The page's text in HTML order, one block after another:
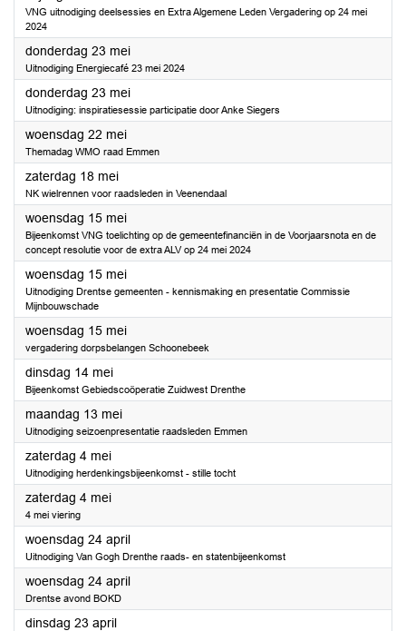
VNG uitnodiging deelsessies en Extra Algemene Leden Vergadering op 24 mei
2024
donderdag 23 mei2024
Uitnodiging Energiecafé 23 mei 2024
donderdag 23 mei2024
Uitnodiging: inspiratiesessie participatie door Anke Siegers
woensdag 22 mei2024
Themadag WMO raad Emmen
zaterdag 18 mei2024
NK wielrennen voor raadsleden in Veenendaal
woensdag 15 mei2024
Bijeenkomst VNG toelichting op de gemeentefinanciën in de Voorjaarsnota en de
concept resolutie voor de extra ALV op 24 mei 2024
woensdag 15 mei2024
Uitnodiging Drentse gemeenten - kennismaking en presentatie Commissie
Mijnbouwschade
woensdag 15 mei2024
vergadering dorpsbelangen Schoonebeek
dinsdag 14 mei2024
Bijeenkomst Gebiedscoöperatie Zuidwest Drenthe
maandag 13 mei2024
Uitnodiging seizoenpresentatie raadsleden Emmen
zaterdag 4 mei2024
Uitnodiging herdenkingsbijeenkomst - stille tocht
zaterdag 4 mei2024
4 mei viering
woensdag 24 april2024
Uitnodiging Van Gogh Drenthe raads- en statenbijeenkomst
woensdag 24 april2024
Drentse avond BOKD
dinsdag 23 april2024